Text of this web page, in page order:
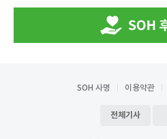
SOH 사명 이용약관
전체기사